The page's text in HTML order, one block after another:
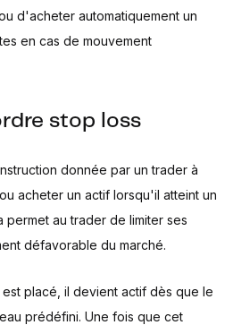
d'acheter automatiquement un
en cas de mouvement
stop loss
donnée par un trader à
acheter un actif lorsqu'il atteint un
au trader de limiter ses
défavorable du marché.
placé, il devient actif dès que le
prédéfini. Une fois que cet